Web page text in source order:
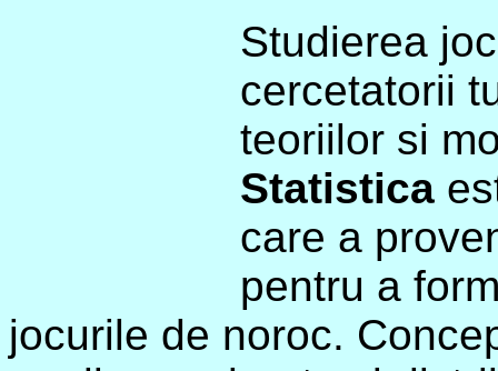
Studierea
cercetatorii
teoriilor si
Statistica
care a
pentru a
jocurile de noroc.